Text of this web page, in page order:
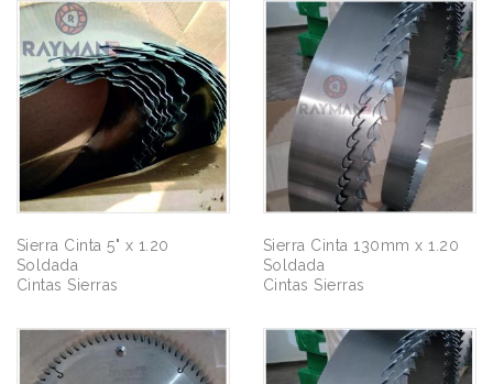
Sierra Cinta 5" x 1.20
Soldada
Cintas Sierras
Sierra Cinta 130mm x 1.20
Soldada
Cintas Sierras